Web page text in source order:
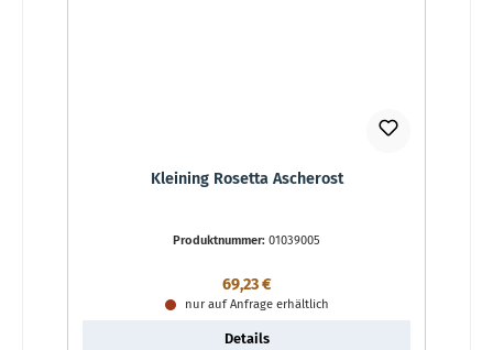
Kleining Rosetta Ascherost
Produktnummer: 01039005
Regulärer Preis:
69,23 €
nur auf Anfrage erhältlich
Details